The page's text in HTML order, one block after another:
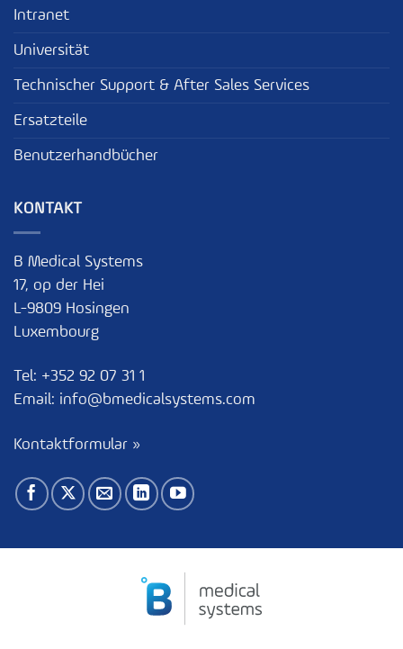
Intranet
Universität
Technischer Support & After Sales Services
Ersatzteile
Benutzerhandbücher
KONTAKT
B Medical Systems
17, op der Hei
L-9809 Hosingen
Luxembourg
Tel: +352 92 07 31 1
Email: info@bmedicalsystems.com
Kontaktformular »